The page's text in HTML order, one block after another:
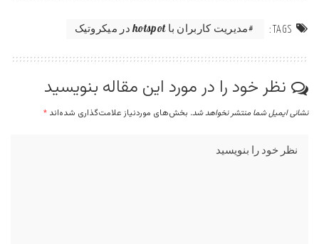
TAGS: مدیریت کاربران با hotspot در میکروتیک
نظر خود را در مورد این مقاله بنویسید
نشانی ایمیل شما منتشر نخواهد شد. بخش‌های موردنیاز علامت‌گذاری شده‌اند *